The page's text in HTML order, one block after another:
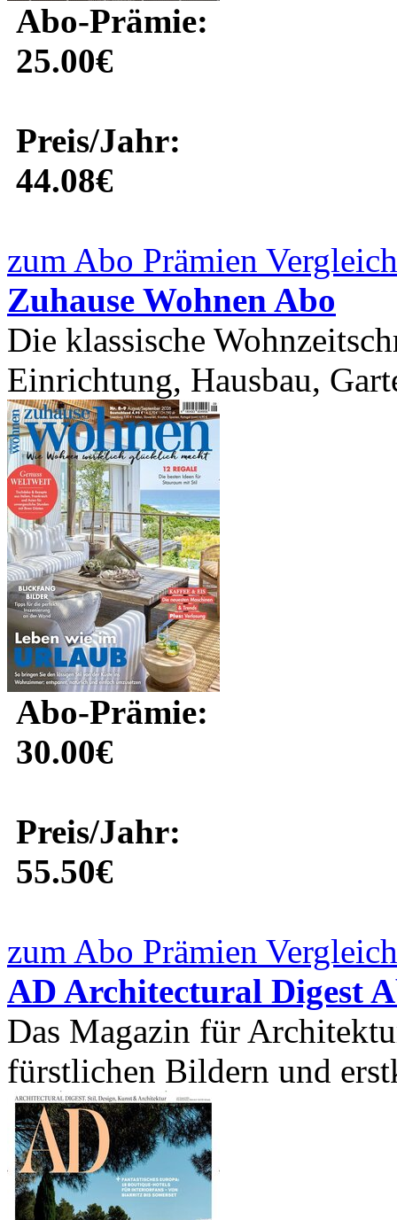
Abo-Prämie:
25.00€
Preis/Jahr:
44.08€
zum Abo Prämien
Zuhause Wohnen Abo
Die klassische
Einrichtung, Hausbau,
Abo-Prämie:
30.00€
Preis/Jahr:
55.50€
zum Abo Prämien
AD Architectural Digest
Das Magazin für
fürstlichen Bildern und